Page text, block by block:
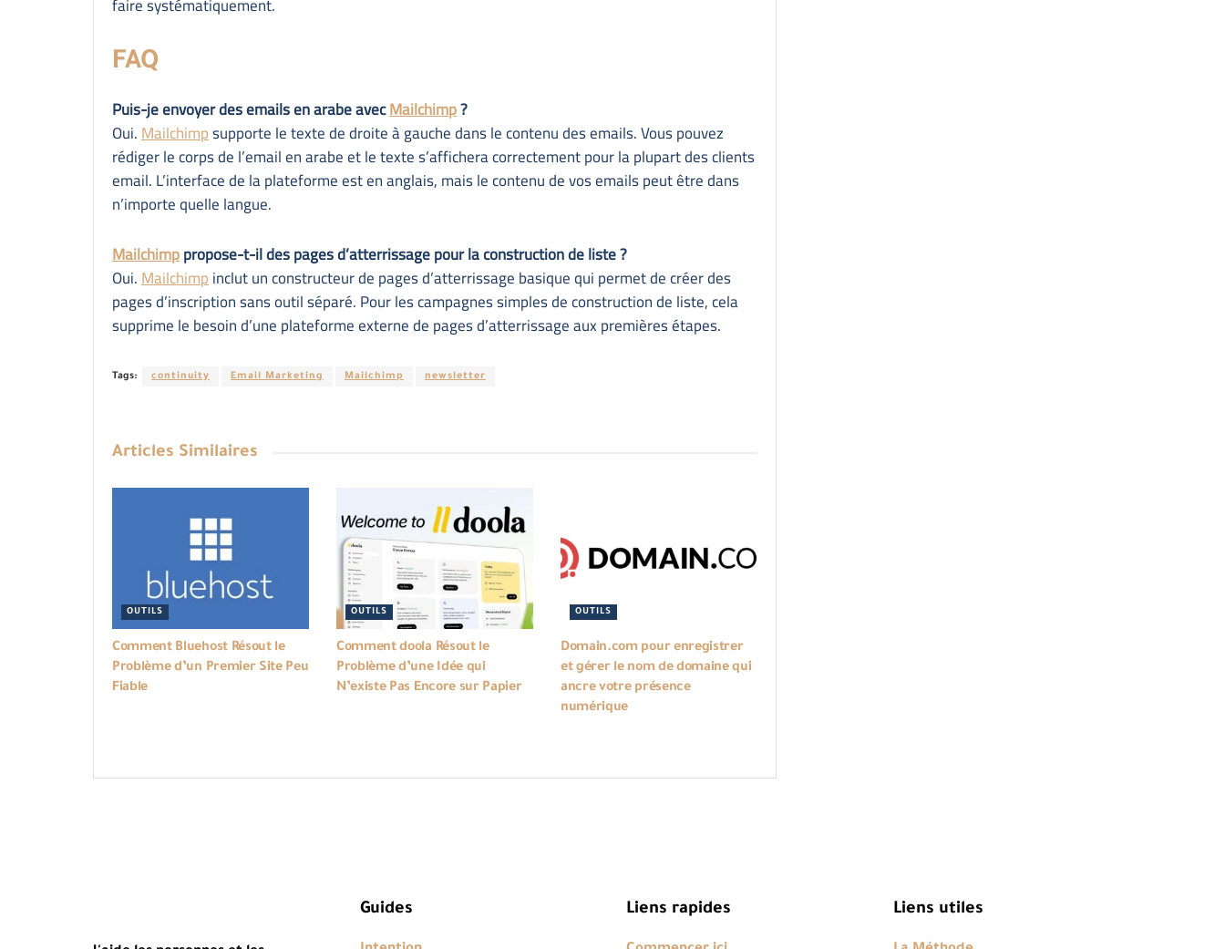
FAQ
Puis-je envoyer des emails en arabe avecMailchimp?
Oui.Mailchimpsupporte le texte de droite à gauche dans le contenu des emails. Vous pouvez
rédiger le corps de l’email en arabe et le texte s’affichera correctement pour la plupart des clients
email. L’interface de la plateforme est en anglais, mais le contenu de vos emails peut être dans
n’importe quelle langue.
Mailchimppropose-t-il des pages d’atterrissage pour la construction de liste ?
Oui.Mailchimpinclut un constructeur de pages d’atterrissage basique qui permet de créer des
pages d’inscription sans outil séparé. Pour les campagnes simples de construction de liste, cela
supprime le besoin d’une plateforme externe de pages d’atterrissage aux premières étapes.
Tags: continuity Email Marketing Mailchimp newsletter
Articles Similaires
OUTILS
Comment Bluehost Résout le
Problème d’un Premier Site Peu
Fiable
OUTILS
Comment doola Résout le
Problème d’une Idée qui
N’existe Pas Encore sur Papier
OUTILS
Domain.com pour enregistrer
et gérer le nom de domaine qui
ancre votre présence
numérique
Guides Liens rapides Liens utiles